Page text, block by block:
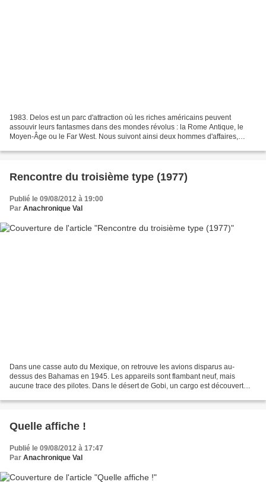
1983. Delos est un parc d'attraction où les riches américains peuvent
assouvir leurs fantasmes dans des mondes révolus : la Rome Antique, le
Moyen-Âge ou le Far West. Nous suivont ainsi deux hommes d'affaires,
Rencontre du troisième type (1977)
Publié le 09/08/2012 à 19:00
Par Anachronique Val
Dans une casse auto du Mexique, on retrouve les avions disparus au-
dessus des Bahamas en 1945. Les appareils sont flambant neuf, mais
aucune trace des pilotes. Dans le désert de Gobi, un cargo est découvert
Quelle affiche !
Publié le 09/08/2012 à 17:47
Par Anachronique Val